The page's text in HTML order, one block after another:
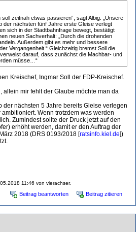
soll zeitnah etwas passieren“, sagt Albig. „Unsere
der nächsten fünf Jahre erste Gleise verlegt
sich in der Stadtbahnfrage bewegt, bestätigt
neuen Sachverhalt: „Durch die drohenden
Außerdem gibt es mehr und bessere
Vergangenheit.“ Gleichzeitig bremst Soll die
darauf, dass zunächst die Machbar- und
müsse…“
Kreischef, Ingmar Soll der FDP-Kreischef.
allein mir fehlt der Glaube möchte man da
der nächsten 5 Jahre bereits Gleise verlegen
Wenn trotzdem was werden
Zumindest sollte der Druck jetzt auf den
erhöht werden, damit er den Auftrag der
2018 (DRS 0193/2018 [ratsinfo.kiel.de])
11:46 von vierachser.
Beitrag beantworten Beitrag zitieren